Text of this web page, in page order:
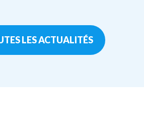
LES ACTUALITÉS